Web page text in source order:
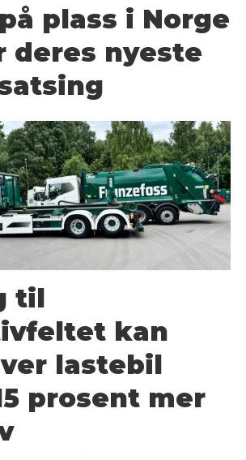
plass i Norge
deres nyeste
til
kan
lastebil
prosent mer